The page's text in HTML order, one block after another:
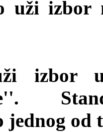
uži
izbor
jednog od